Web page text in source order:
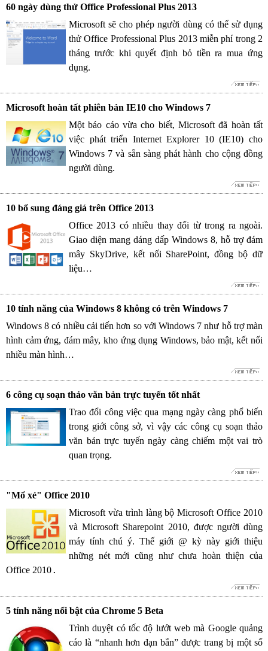
60 ngày dùng thử Office Professional Plus 2013
Microsoft sẽ cho phép người dùng có thể sử dụng
thử Office Professional Plus 2013 miễn phí trong 2
tháng trước khi quyết định bỏ tiền ra mua ứng
dụng.
Microsoft hoàn tất phiên bản IE10 cho Windows 7
Một báo cáo vừa cho biết, Microsoft đã hoàn tất
việc phát triển Internet Explorer 10 (IE10) cho
Windows 7 và sẵn sàng phát hành cho cộng đồng
người dùng.
10 bổ sung đáng giá trên Office 2013
Office 2013 có nhiều thay đổi từ trong ra ngoài.
Giao diện mang dáng dấp Windows 8, hỗ trợ đám
mây SkyDrive, kết nối SharePoint, đồng bộ dữ
liệu…
10 tính năng của Windows 8 không có trên Windows 7
Windows 8 có nhiều cải tiến hơn so với Windows 7 như hỗ trợ màn
hình cảm ứng, đám mây, kho ứng dụng Windows, bảo mật, kết nối
nhiều màn hình…
6 công cụ soạn thảo văn bản trực tuyến tốt nhất
Trao đổi công việc qua mạng ngày càng phổ biến
trong giới công sở, vì vậy các công cụ soạn thảo
văn bản trực tuyến ngày càng chiếm một vai trò
quan trọng.
"Mổ xẻ" Office 2010
Microsoft vừa trình làng bộ Microsoft Office 2010
và Microsoft Sharepoint 2010, được người dùng
máy tính chú ý. Thế giới @ kỳ này giới thiệu
những nét mới cũng như chưa hoàn thiện của
Office 2010.
5 tính năng nổi bật của Chrome 5 Beta
Trình duyệt có tốc độ lướt web mà Google quảng
cáo là “nhanh hơn đạn bắn” được trang bị một số